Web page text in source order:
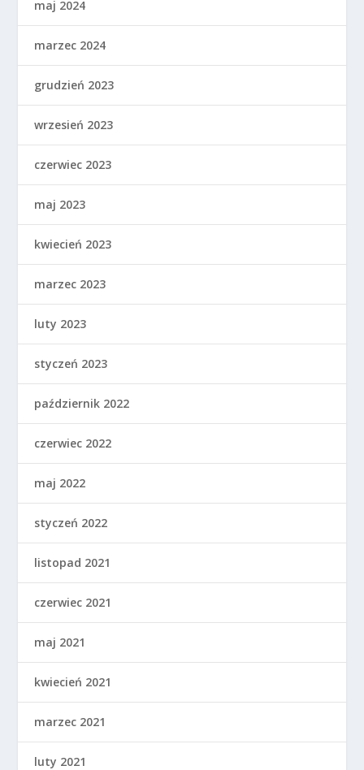
maj 2024
marzec 2024
grudzień 2023
wrzesień 2023
czerwiec 2023
maj 2023
kwiecień 2023
marzec 2023
luty 2023
styczeń 2023
październik 2022
czerwiec 2022
maj 2022
styczeń 2022
listopad 2021
czerwiec 2021
maj 2021
kwiecień 2021
marzec 2021
luty 2021